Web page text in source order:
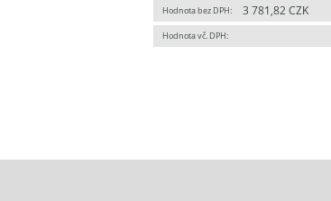
Hodnota bez DPH: 3 781,82 CZK
Hodnota vč. DPH: